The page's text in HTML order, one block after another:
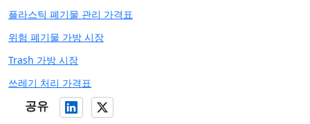
플라스틱 폐기물 관리 가격표
위험 폐기물 가방 시장
Trash 가방 시장
쓰레기 처리 가격표
공유